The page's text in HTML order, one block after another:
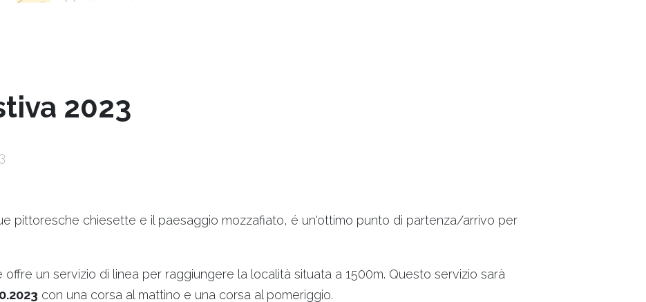
2023
pittoresche chiesette e il paesaggio mozzafiato, é un'ottimo punto di partenza/arrivo per
un servizio di linea per raggiungere la località situata a 1500m. Questo servizio sarà
con una corsa al mattino e una corsa al pomeriggio.